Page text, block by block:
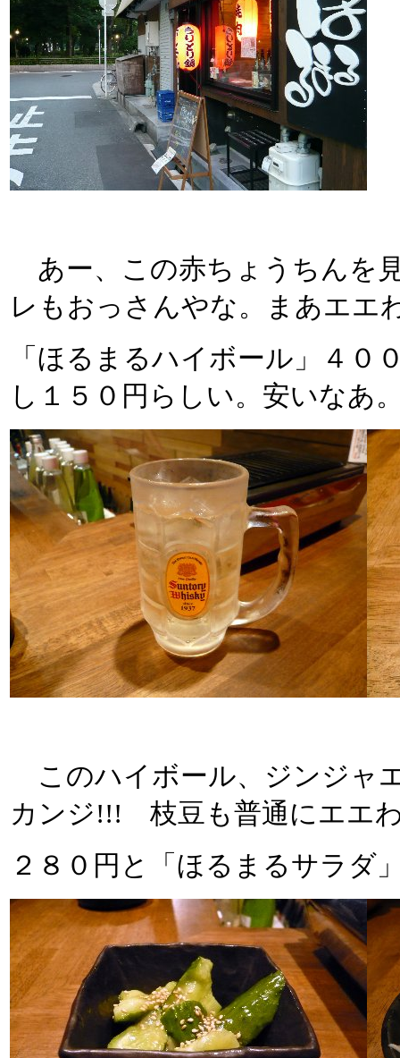
あー、この赤ちょうちんを
レもおっさんやな。まあエエ
「ほるまるハイボール」４０
し１５０円らしい。安いなあ
このハイボール、ジンジャ
カンジ!!! 枝豆も普通にエエ
２８０円と「ほるまるサラダ